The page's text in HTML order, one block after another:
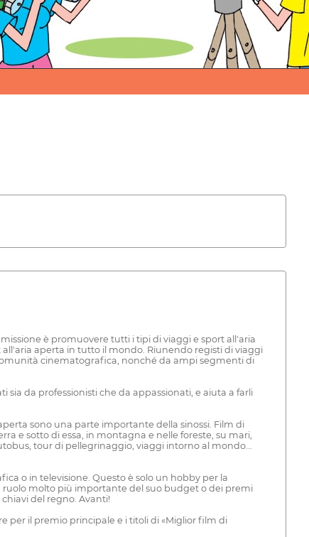
è promuovere tutti i tipi di viaggi e sport all'aria
aperta in tutto il mondo. Riunendo registi di viaggi
cinematografica, nonché da ampi segmenti di
da professionisti che da appassionati, e aiuta a farli
sono una parte importante della sinossi. Film di
e sotto di essa, in montagna e nelle foreste, su mari,
tour di pellegrinaggio, viaggi intorno al mondo...
o in televisione. Questo è solo un hobby per la
ruolo molto più importante del suo budget o dei premi
del regno. Avanti!
per il premio principale e i titoli di «Miglior film di